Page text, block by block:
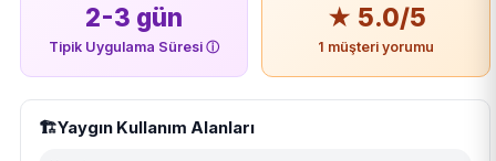
2-3 gün
Tipik Uygulama Süresiⓘ
★ 5.0/5
1 müşteri yorumu
🏗️Yaygın Kullanım Alanları